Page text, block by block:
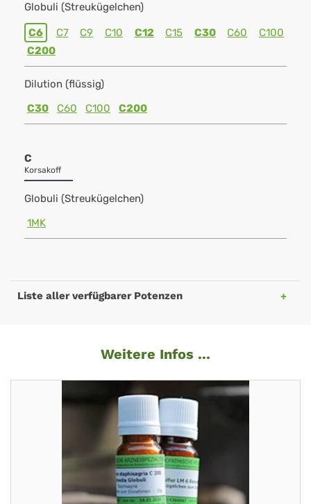
Globuli (Streukügelchen)
C6 C7 C9 C10 C12 C15 C30 C60
C100
C200
Dilution (flüssig)
C30
C60 C100 C200
C
Korsakoff
Globuli (Streukügelchen)
1MK
Liste aller verfügbarer Potenzen
Weitere Infos ...